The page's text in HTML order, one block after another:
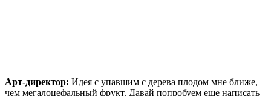
Арт-директор: Идея с упавшим с дерева плодом мне ближе,
чем мегалоцефальный фрукт. Давай попробуем еще написать